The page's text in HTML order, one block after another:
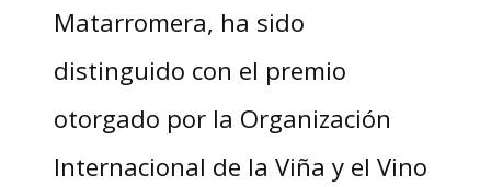
Matarromera, ha sido
distinguido con el premio
otorgado por la Organización
Internacional de la Viña y el Vino